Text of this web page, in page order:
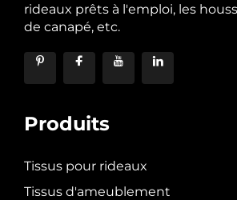
rideaux prêts à l'emploi, les
de canapé, etc.
Produits
Tissus pour rideaux
Tissus d'ameublement